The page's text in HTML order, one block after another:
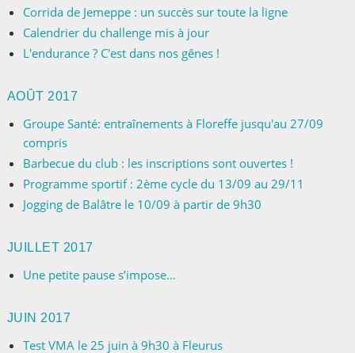
Corrida de Jemeppe : un succès sur toute la ligne
Calendrier du challenge mis à jour
L'endurance ? C'est dans nos gênes !
AOÛT 2017
Groupe Santé: entraînements à Floreffe jusqu'au 27/09
compris
Barbecue du club : les inscriptions sont ouvertes !
Programme sportif : 2ème cycle du 13/09 au 29/11
Jogging de Balâtre le 10/09 à partir de 9h30
JUILLET 2017
Une petite pause s’impose…
JUIN 2017
Test VMA le 25 juin à 9h30 à Fleurus